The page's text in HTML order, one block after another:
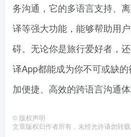
务沟通，它的多语言支持、
译等强大功能，能够帮助用
碍。无论你是旅行爱好者，
译App都能成为你不可或缺
加便捷、高效的跨语言沟通体
© 版权声明
文章版权归作者所有，未经允许请勿转载